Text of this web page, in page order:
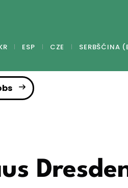
ESP CZE SERBŠĆINA